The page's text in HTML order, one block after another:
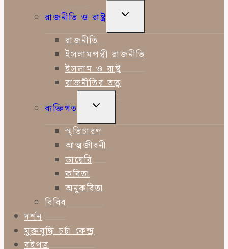
রাজনীতি ও রাষ্ট্র
TOGGLE
রাজনীতি
ইসলামপন্থী রাজনীতি
ইসলাম ও রাষ্ট্র
রাজনীতির তত্ত্ব
ব্যক্তিগত
TOGGLE
MENU
স্মৃতিচারণ
আত্মজীবনী
ডায়েরি
কবিতা
অনুকবিতা
বিবিধ
দর্শন
মুক্তবুদ্ধি চর্চা কেন্দ্র
বইপত্র